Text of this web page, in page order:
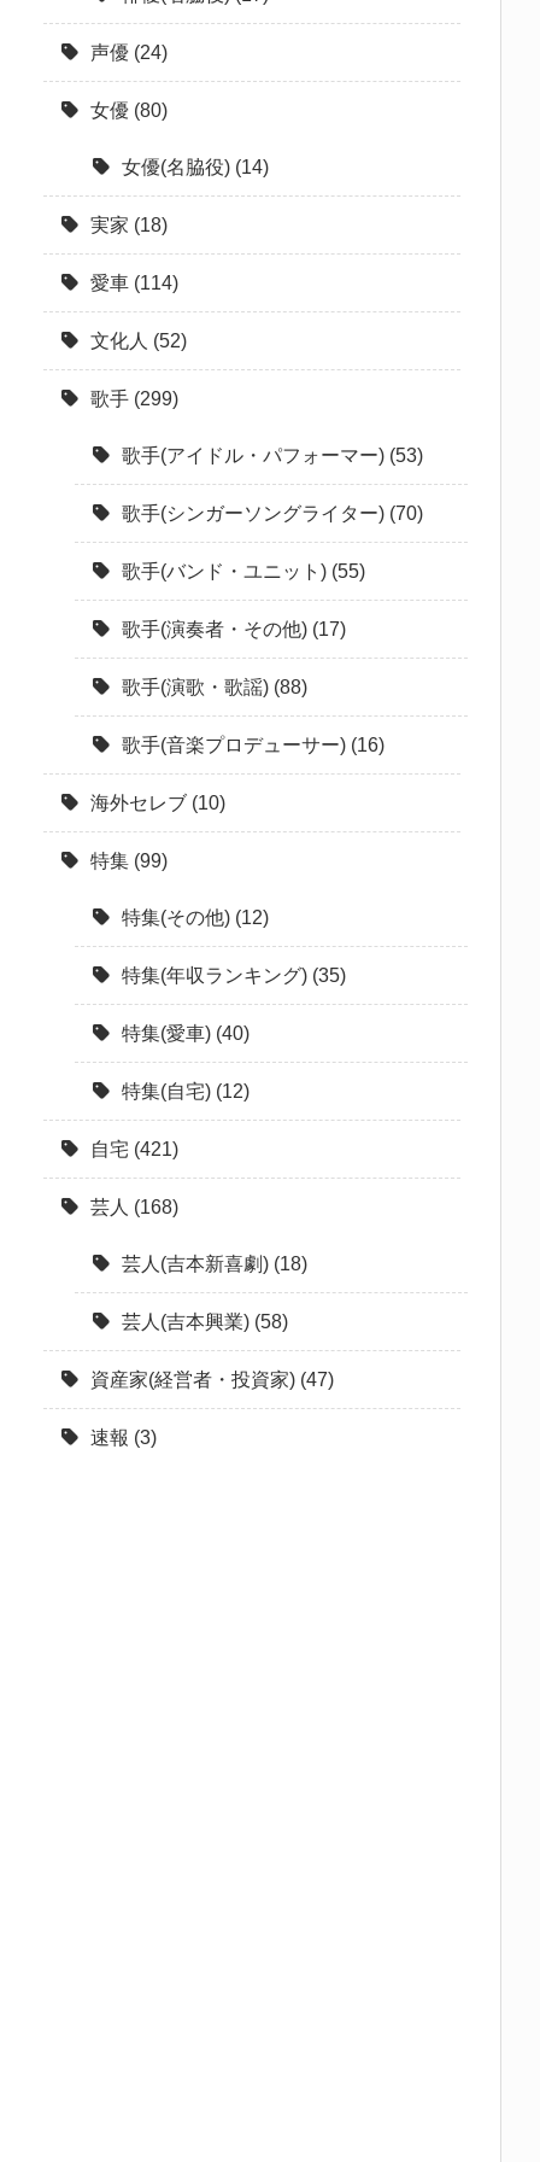
声優 (24)
女優 (80)
女優(名脇役) (14)
実家 (18)
愛車 (114)
文化人 (52)
歌手 (299)
歌手(アイドル・パフォーマー) (53)
歌手(シンガーソングライター) (70)
歌手(バンド・ユニット) (55)
歌手(演奏者・その他) (17)
歌手(演歌・歌謡) (88)
歌手(音楽プロデューサー) (16)
海外セレブ (10)
特集 (99)
特集(その他) (12)
特集(年収ランキング) (35)
特集(愛車) (40)
特集(自宅) (12)
自宅 (421)
芸人 (168)
芸人(吉本新喜劇) (18)
芸人(吉本興業) (58)
資産家(経営者・投資家) (47)
速報 (3)